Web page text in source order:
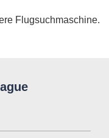
Flugsuchmaschine.